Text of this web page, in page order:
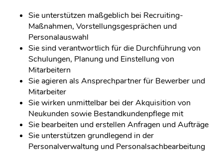
Sie unterstützen maßgeblich bei Recruiting-
Maßnahmen, Vorstellungsgesprächen und
Personalauswahl
Sie sind verantwortlich für die Durchführung von
Schulungen, Planung und Einstellung von
Mitarbeitern
Sie agieren als Ansprechpartner für Bewerber und
Mitarbeiter
Sie wirken unmittelbar bei der Akquisition von
Neukunden sowie Bestandkundenpflege mit
Sie bearbeiten und erstellen Anfragen und Aufträge
Sie unterstützen grundlegend in der
Personalverwaltung und Personalsachbearbeitung